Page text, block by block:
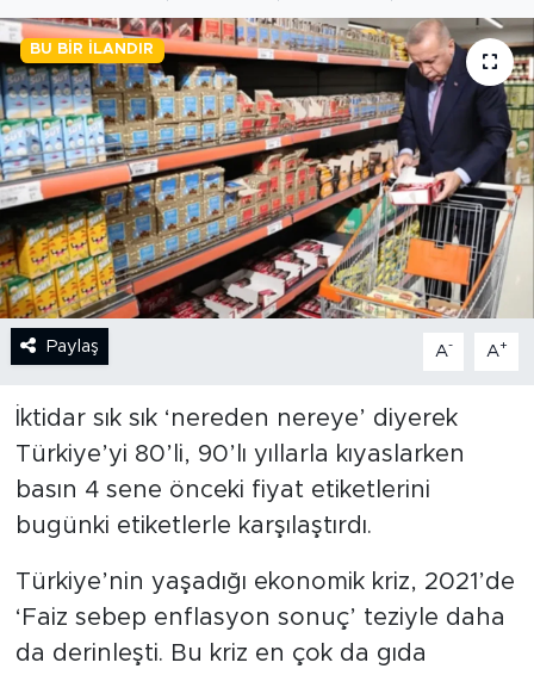
BU BIR İLANDIR
Paylaş A- A+
İktidar sık sık ‘nereden nereye’ diyerek
Türkiye’yi 80’li, 90’lı yıllarla kıyaslarken
basın 4 sene önceki fiyat etiketlerini
bugünki etiketlerle karşılaştırdı.
Türkiye’nin yaşadığı ekonomik kriz, 2021’de
‘Faiz sebep enflasyon sonuç’ teziyle daha
da derinleşti. Bu kriz en çok da gıda
BİLİM-TEKNOLOJİ
RÖPÖRTAJ
ANALİZ
NOSTALJİ
KULİS
YAZARLAR
DİNİ
POLİTİKA
EKONOMİ
SPOR
KÜLTÜR SANAT